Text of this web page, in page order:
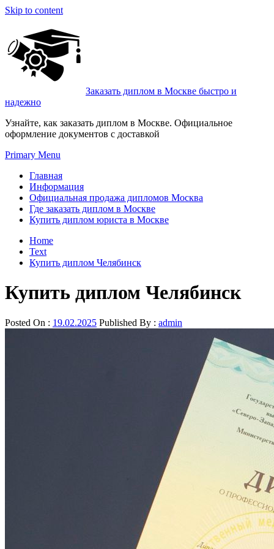
Skip to content
Заказать диплом в Москве быстро и
надежно
Узнайте, как заказать диплом в Москве. Официальное
оформление документов с доставкой
Primary Menu
Главная
Информация
Официальная продажа дипломов Москва
Где заказать диплом в Москве
Купить диплом юриста в Москве
Home
Text
Купить диплом Челябинск
Купить диплом Челябинск
Posted On : 19.02.2025 Published By : admin